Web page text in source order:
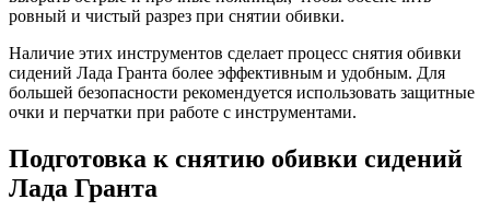
ровный и чистый разрез при снятии обивки.
Наличие этих инструментов сделает процесс снятия обивки
сидений Лада Гранта более эффективным и удобным. Для
большей безопасности рекомендуется использовать защитные
очки и перчатки при работе с инструментами.
Подготовка к снятию обивки сидений
Лада Гранта